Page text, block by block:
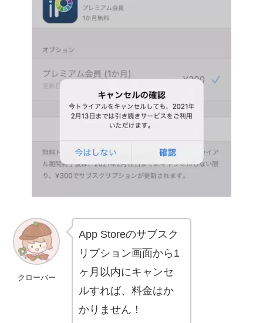
クローバー
App Storeのサブスク
リプション画面から1
ヶ月以内にキャンセ
ルすれば、料金はか
かりません！